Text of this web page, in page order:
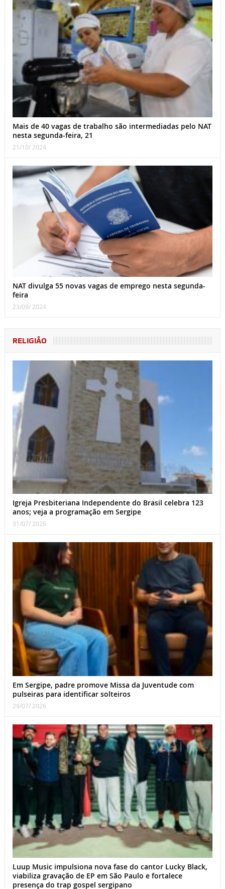
Mais de 40 vagas de trabalho são intermediadas pelo NAT
nesta segunda-feira, 21
21/10/ 2024
NAT divulga 55 novas vagas de emprego nesta segunda-
feira
23/09/ 2024
RELIGIÃO
Igreja Presbiteriana Independente do Brasil celebra 123
anos; veja a programação em Sergipe
31/07/ 2026
Em Sergipe, padre promove Missa da Juventude com
pulseiras para identificar solteiros
29/07/ 2026
Luup Music impulsiona nova fase do cantor Lucky Black,
viabiliza gravação de EP em São Paulo e fortalece
presença do trap gospel sergipano